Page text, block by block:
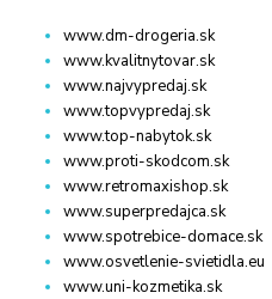
www.dm-drogeria.sk
www.kvalitnytovar.sk
www.najvypredaj.sk
www.topvypredaj.sk
www.top-nabytok.sk
www.proti-skodcom.sk
www.retromaxishop.sk
www.superpredajca.sk
www.spotrebice-domace.sk
www.osvetlenie-svietidla.eu
www.uni-kozmetika.sk